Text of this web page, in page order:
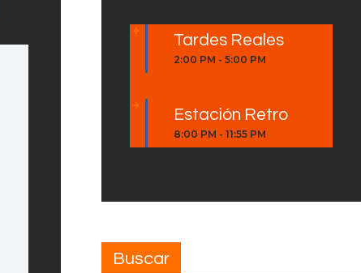
Tardes Reales
2:00 PM -5:00 PM
Estación Retro
8:00 PM -11:55 PM
Buscar